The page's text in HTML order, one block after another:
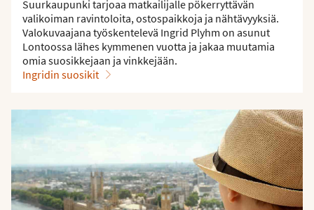
Suurkaupunki tarjoaa matkailijalle pökerryttävän
valikoiman ravintoloita, ostospaikkoja ja nähtävyyksiä.
Valokuvaajana työskentelevä Ingrid Plyhm on asunut
Lontoossa lähes kymmenen vuotta ja jakaa muutamia
omia suosikkejaan ja vinkkejään.
Ingridin suosikit